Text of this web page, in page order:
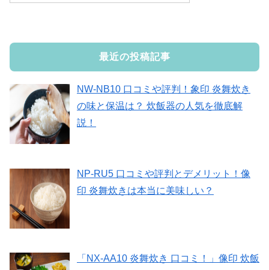
最近の投稿記事
NW-NB10 口コミや評判！象印 炎舞炊き
の味と保温は？ 炊飯器の人気を徹底解
説！
NP-RU5 口コミや評判とデメリット！像
印 炎舞炊きは本当に美味しい？
「NX-AA10 炎舞炊き 口コミ！」像印 炊飯